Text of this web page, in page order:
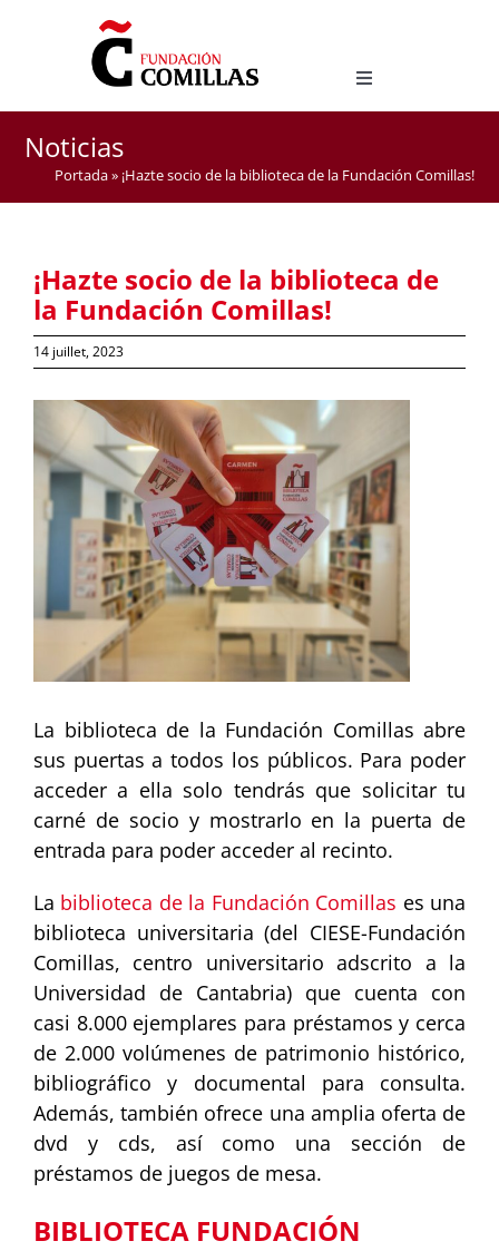
Toggle
Navigation
MASTER D’ENSEIGNEMENT DE L’ESPAGNOL COMME
LANGUE ÉTRANGÈRE
Noticias
Portada» ¡Hazte socio de la biblioteca de la Fundación Comillas!
¡Hazte socio de la biblioteca de
la Fundación Comillas!
14 juillet, 2023
Larger
Image
La biblioteca de la Fundación Comillas abre
sus puertas a todos los públicos. Para poder
acceder a ella solo tendrás que solicitar tu
carné de socio y mostrarlo en la puerta de
entrada para poder acceder al recinto.
La biblioteca de la Fundación Comillas es una
biblioteca universitaria (del CIESE-Fundación
Comillas, centro universitario adscrito a la
Universidad de Cantabria) que cuenta con
casi 8.000 ejemplares para préstamos y cerca
de 2.000 volúmenes de patrimonio histórico,
bibliográfico y documental para consulta.
Además, también ofrece una amplia oferta de
dvd y cds, así como una sección de
préstamos de juegos de mesa.
BIBLIOTECA FUNDACIÓN